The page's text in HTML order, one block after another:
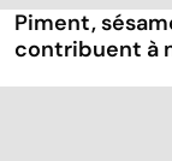
Piment,
contribuent à